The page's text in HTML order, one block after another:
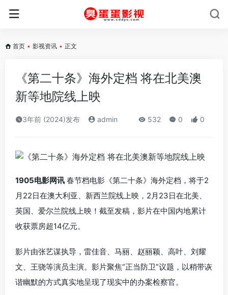
首页 • 影视资讯 • 正文
《第二十条》海外定档 将在北美澳
新等地院线上映
3年前 (2024)发布 admin 532 0 0
1905电影网讯 春节档电影《第二十条》海外定档，将于2
月22日在澳大利亚、新西兰院线上映，2月23日在北美、
英国、爱尔兰院线上映！截至发稿，影片在中国内地累计
收获票房超14亿元。
影片由张艺谋执导，雷佳音、马丽、赵丽颖、高叶、刘耀
文、王骁等演员主演。影片聚焦“正当防卫”议题，以稍带诙
谐幽默的方式真实地呈现了现实中的办案检察官。